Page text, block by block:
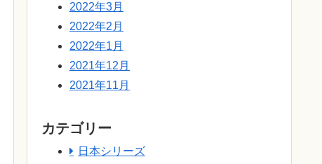
2022年3月
2022年2月
2022年1月
2021年12月
2021年11月
カテゴリー
日本シリーズ